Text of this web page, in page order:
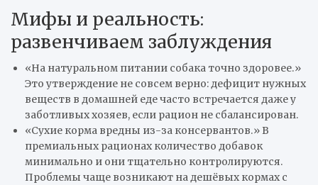
Мифы и реальность:
развенчиваем заблуждения
«На натуральном питании собака точно здоровее.»
Это утверждение не совсем верно: дефицит нужных
веществ в домашней еде часто встречается даже у
заботливых хозяев, если рацион не сбалансирован.
«Сухие корма вредны из-за консервантов.» В
премиальных рационах количество добавок
минимально и они тщательно контролируются.
Проблемы чаще возникают на дешёвых кормах с